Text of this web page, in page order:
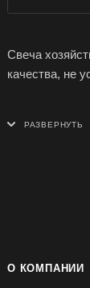
Свеча
качества, не
-
О КОМПАНИИ